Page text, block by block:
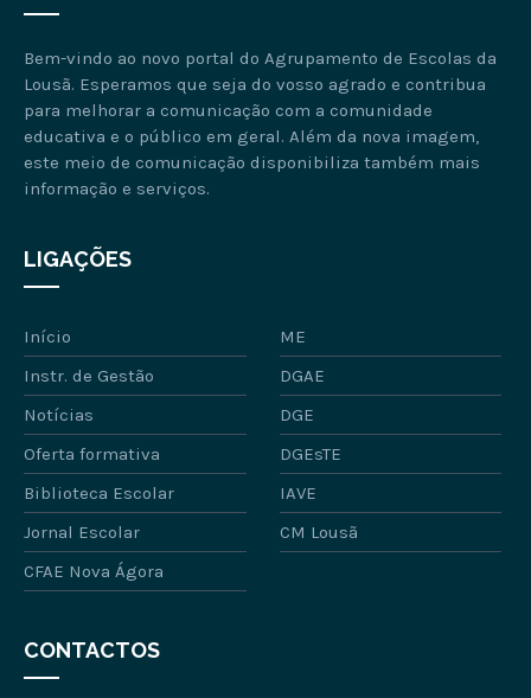
Bem-vindo ao novo portal do Agrupamento de Escolas da
Lousã. Esperamos que seja do vosso agrado e contribua
para melhorar a comunicação com a comunidade
educativa e o público em geral. Além da nova imagem,
este meio de comunicação disponibiliza também mais
informação e serviços.
LIGAÇÕES
Início
ME
Instr. de Gestão
DGAE
Notícias
DGE
Oferta formativa
DGEsTE
Biblioteca Escolar
IAVE
Jornal Escolar
CM Lousã
CFAE Nova Ágora
CONTACTOS